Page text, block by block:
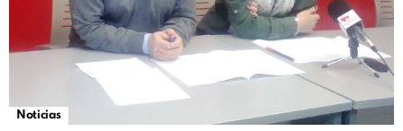
Noticias